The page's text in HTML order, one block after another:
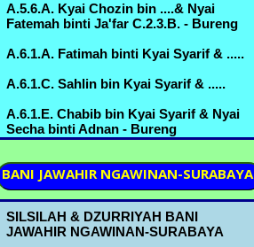
A.5.6.A. Kyai Chozin bin ....& Nyai
Fatemah binti Ja'far C.2.3.B. - Bureng
A.6.1.A. Fatimah binti Kyai Syarif & .....
A.6.1.C. Sahlin bin Kyai Syarif & .....
A.6.1.E. Chabib bin Kyai Syarif & Nyai
Secha binti Adnan - Bureng
A.6.2.A. Nyai Romlah bin Kyai
Abdurrahman & Kyai Abdul Mannan
bin Mustofa B.3.5.B. - Bureng
A.6.2.B. Nyai Hindun bin Kyai
Abdurrahman & Kyai Abbas bin Ahmad
BANI JAWAHIR NGAWINAN-SURABAYA
SILSILAH & DZURRIYAH BANI
JAWAHIR NGAWINAN-SURABAYA